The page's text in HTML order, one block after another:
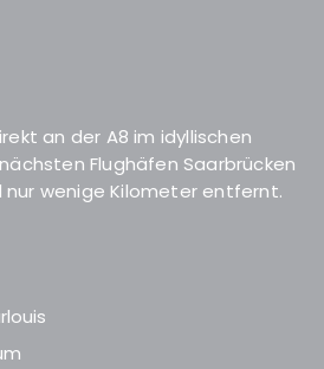
an der A8 im idyllischen
Flughäfen Saarbrücken
nur wenige Kilometer entfernt.